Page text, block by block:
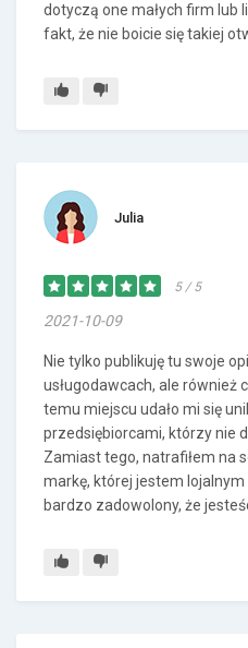
dotyczą one małych firm lub
fakt, że nie boicie się takiej
Julia
5 / 5
2021-10-09
Nie tylko publikuję tu swoje
usługodawcach, ale również
temu miejscu udało mi się
przedsiębiorcami, którzy nie
Zamiast tego, natrafiłem na
markę, której jestem
bardzo zadowolony, że